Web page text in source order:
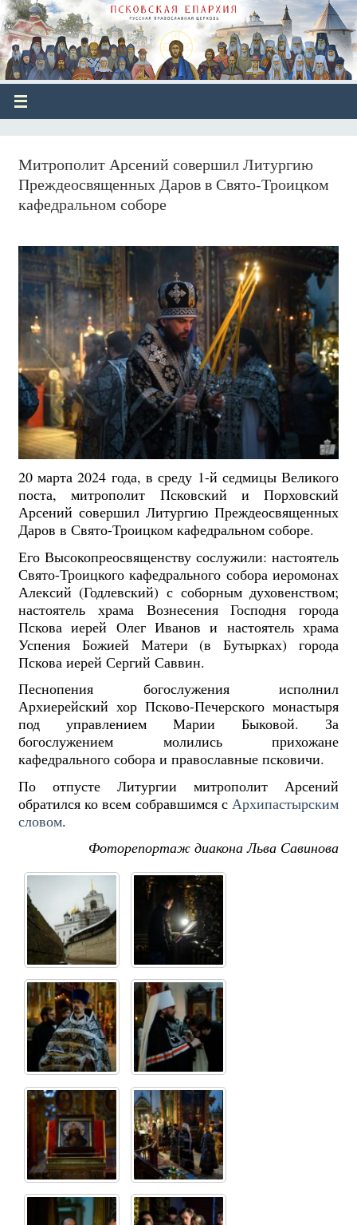
Митрополит Арсений совершил Литургию
Преждеосвященных Даров в Свято-Троицком
кафедральном соборе
20 марта 2024 года, в среду 1-й седмицы Великого
поста, митрополит Псковский и Порховский
Арсений совершил Литургию Преждеосвященных
Даров в Свято-Троицком кафедральном соборе.
Его Высокопреосвященству сослужили: настоятель
Свято-Троицкого кафедрального собора иеромонах
Алексий (Годлевский) с соборным духовенством;
настоятель храма Вознесения Господня города
Пскова иерей Олег Иванов и настоятель храма
Успения Божией Матери (в Бутырках) города
Пскова иерей Сергий Саввин.
Песнопения богослужения исполнил
Архиерейский хор Псково-Печерского монастыря
под управлением Марии Быковой. За
богослужением молились прихожане
кафедрального собора и православные псковичи.
По отпусте Литургии митрополит Арсений
обратился ко всем собравшимся с Архипастырским
словом.
Фоторепортаж диакона Льва Савинова